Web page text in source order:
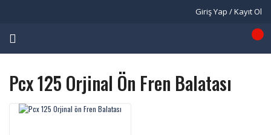
Giriş Yap / Kayıt Ol
Pcx 125 Orjinal Ön Fren Balatası